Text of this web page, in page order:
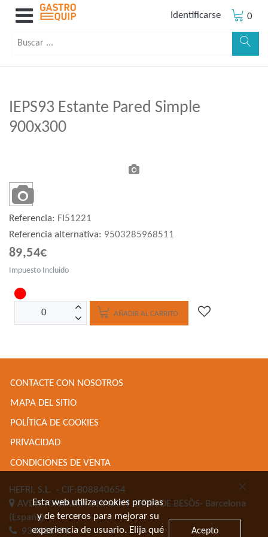
Identificarse 0
IEPS93 Estante Pared Simple
900x300
Referencia: FI51221
Referencia alternativa: 9503285968511
89,54€
Impuesto Incluido
AÑADIR AL CARRITO
CONTACTE CON NOSOTROS
MAPA DEL SITIO
POLÍTICA DE COOKIES
PRIVACIDAD
CONDICIONES DE VENTA
HEFRI, S.L. - CIF:B08840654
AVDA TORRASSA 116SANT ADRIA DE BESÒS- Barcelona
(España)
934622471
Esta web utiliza cookies propias
y de terceros para mejorar su
experiencia de usuario. Elija qué
Acepto